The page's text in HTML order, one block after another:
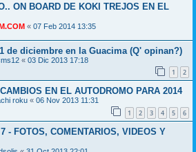
ON BOARD DE KOKI TREJOS EN EL
« 07 Feb 2014 13:35
de diciembre en la Guacima (Q' opinan?)
« 03 Dic 2013 17:18
1 2
EN EL AUTODROMO PARA 2014
roku « 06 Nov 2013 11:31
1 2 3 4 5 6
- FOTOS, COMENTARIOS, VIDEOS Y